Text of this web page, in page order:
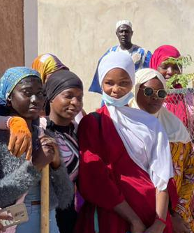
: La campagne de
dépasse ses objectifs